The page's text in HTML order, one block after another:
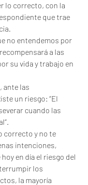
lo correcto, con la
que trae
no entendemos por
a las
su vida y trabajo en
ante las
un riesgo: “El
cuando las
correcto y no te
intenciones,
en día el riesgo del
los
la mayoría